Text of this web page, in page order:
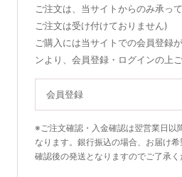
ご注文は、当サイトからのみ承っ
ご注文は受け付けておりません)
ご購入には当サイトでの会員登録
ンより、会員登録・ログインの上
会員登録
※ご注文確認・入金確認は翌営業日以
なります。銀行振込の場合、お届け
確認後の発送となりますのでご了承く